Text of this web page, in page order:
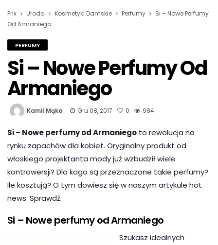
Frix Uroda Kosmetyki Damskie Perfumy
Si – Nowe Perfumy
Od Armaniego
PERFUMY
Si – Nowe Perfumy Od
Armaniego
Kamil Mąka Gru 08, 2017 0 984
Si – Nowe perfumy od Armaniego to rewolucja na
rynku zapachów dla kobiet. Oryginalny produkt od
włoskiego projektanta mody już wzbudził wiele
kontrowersji? Dla kogo są przeznaczone takie perfumy?
Ile kosztują? O tym dowiesz się w naszym artykule hot
news. Sprawdź.
Si – Nowe perfumy od Armaniego
Szukasz idealnych